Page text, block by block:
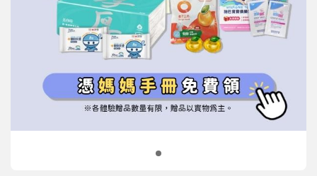
信誼基金會
2022信誼年度報告
2023信誼年度報告
2024信誼年度報告
附設幼兒園
小袋鼠幼師網